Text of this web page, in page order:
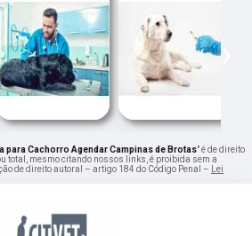
›
para Cachorro Agendar Campinas de Brotas" é de direito
total, mesmo citando nossos links, é proibida sem a
de direito autoral – artigo 184 do Código Penal – Lei